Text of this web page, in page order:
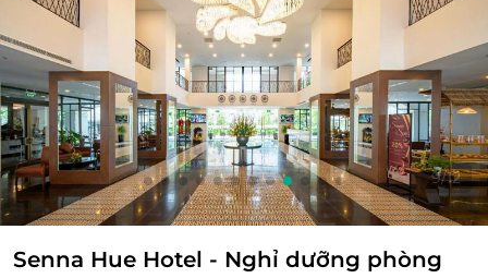
9/12
Senna Hue Hotel - Nghỉ dưỡng phòng